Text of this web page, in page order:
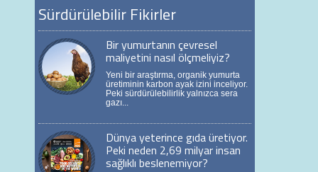
Sürdürülebilir Fikirler
Bir yumurtanın çevresel
maliyetini nasıl ölçmeliyiz?
Yeni bir araştırma, organik yumurta
üretiminin karbon ayak izini inceliyor.
Peki sürdürülebilirlik yalnızca sera
gazı...
Dünya yeterince gıda üretiyor.
Peki neden 2,69 milyar insan
sağlıklı beslenemiyor?